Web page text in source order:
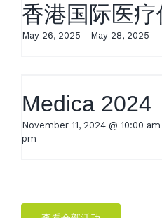
香港国际医疗
May 26, 2025 - May 28, 2025
Medica 2024
November 11, 2024 @ 10:00 am
pm